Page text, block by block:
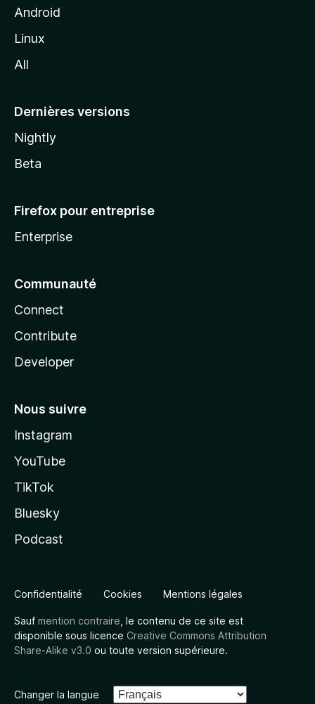
z
l
Android
Linux
All
Dernières versions
Nightly
Beta
Firefox pour entreprise
Enterprise
Communauté
Connect
Contribute
Developer
Nous suivre
Instagram
YouTube
TikTok
Bluesky
Podcast
Confidentialité Cookies Mentions légales
Sauf mention contraire , le contenu de ce site est
disponible sous licence Creative Commons Attribution
Share-Alike v3.0 ou toute version supérieure.
Changer la langue